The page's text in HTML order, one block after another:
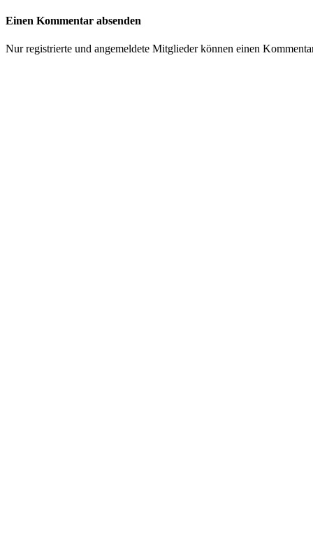
Einen Kommentar absenden
Nur registrierte und angemeldete Mitglieder können einen